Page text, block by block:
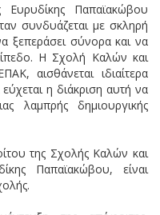
Παπαϊακώβου
συνδυάζεται με σκληρή
ξεπεράσει σύνορα και να
Η Σχολή Καλών και
αισθάνεται ιδιαίτερα
η διάκριση αυτή να
λαμπρής δημιουργικής
της Σχολής Καλών και
Παπαϊακώβου, είναι